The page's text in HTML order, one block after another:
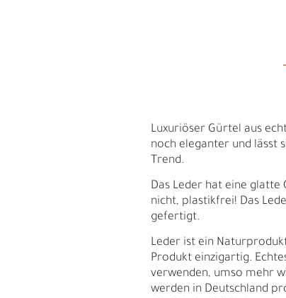
S
Luxuriöser Gürtel aus
noch eleganter und lässt
Trend.
Das Leder hat eine
nicht, plastikfrei! Das
gefertigt.
Leder ist ein
Produkt einzigartig.
verwenden, umso mehr
werden in Deutschland